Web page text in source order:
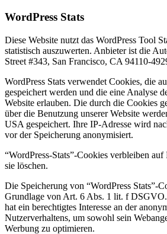
WordPress Stats
Diese Website nutzt das WordPress Tool
statistisch auszuwerten. Anbieter ist die
Street #343, San Francisco, CA 94110-
WordPress Stats verwendet Cookies, die
gespeichert werden und die eine Analyse
Website erlauben. Die durch die Cookies
über die Benutzung unserer Website
USA gespeichert. Ihre IP-Adresse wird
vor der Speicherung anonymisiert.
“WordPress-Stats”-Cookies verbleiben
sie löschen.
Die Speicherung von “WordPress Stats”-
Grundlage von Art. 6 Abs. 1 lit. f
hat ein berechtigtes Interesse an der
Nutzerverhaltens, um sowohl sein
Werbung zu optimieren.